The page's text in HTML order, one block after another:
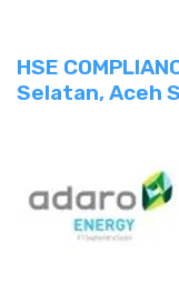
HSE
Selatan, Aceh